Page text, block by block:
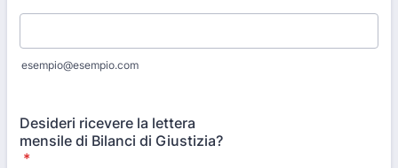
esempio@esempio.com
Desideri ricevere la lettera
mensile di Bilanci di Giustizia?
*